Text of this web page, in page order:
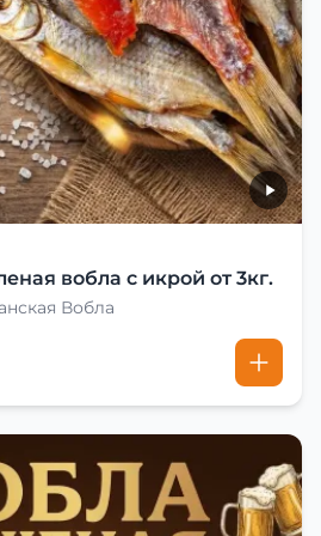
вобла с икрой от 3кг.
Вобла